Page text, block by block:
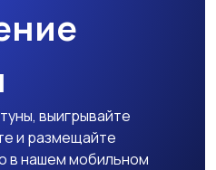
выигрывайте
и размещайте
в нашем мобильном